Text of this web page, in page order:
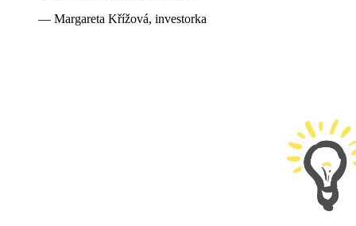
— Margareta Křížová, investorka